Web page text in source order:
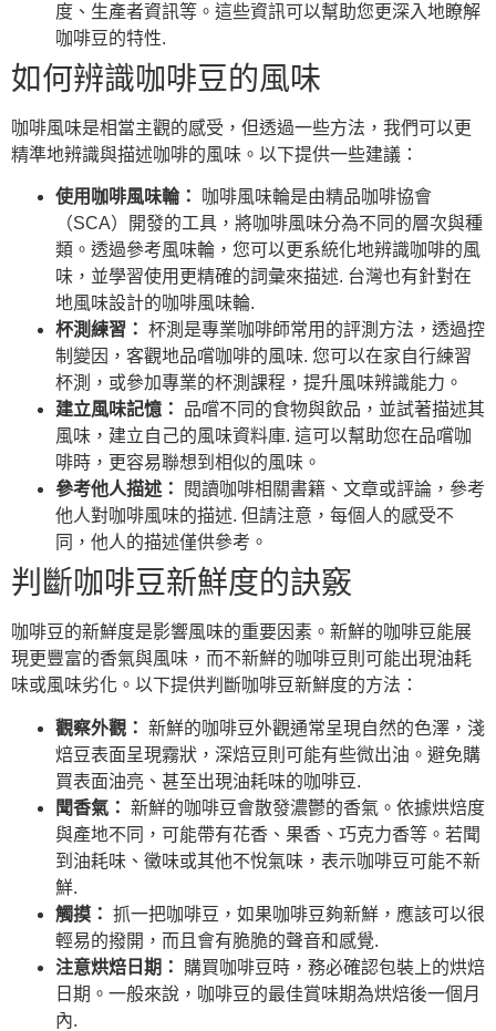
度、生產者資訊等。這些資訊可以幫助您更深入地瞭解
咖啡豆的特性.
如何辨識咖啡豆的風味
咖啡風味是相當主觀的感受，但透過一些方法，我們可以更
精準地辨識與描述咖啡的風味。以下提供一些建議：
使用咖啡風味輪：
咖啡風味輪是由精品咖啡協會
（SCA）開發的工具，將咖啡風味分為不同的層次與種
類。透過參考風味輪，您可以更系統化地辨識咖啡的風
味，並學習使用更精確的詞彙來描述. 台灣也有針對在
地風味設計的咖啡風味輪.
杯測練習： 杯測是專業咖啡師常用的評測方法，透過控
制變因，客觀地品嚐咖啡的風味. 您可以在家自行練習
杯測，或參加專業的杯測課程，提升風味辨識能力。
建立風味記憶：
品嚐不同的食物與飲品，並試著描述其
風味，建立自己的風味資料庫. 這可以幫助您在品嚐咖
啡時，更容易聯想到相似的風味。
參考他人描述：
閱讀咖啡相關書籍、文章或評論，參考
他人對咖啡風味的描述. 但請注意，每個人的感受不
同，他人的描述僅供參考。
判斷咖啡豆新鮮度的訣竅
咖啡豆的新鮮度是影響風味的重要因素。新鮮的咖啡豆能展
現更豐富的香氣與風味，而不新鮮的咖啡豆則可能出現油耗
味或風味劣化。以下提供判斷咖啡豆新鮮度的方法：
觀察外觀： 新鮮的咖啡豆外觀通常呈現自然的色澤，淺
焙豆表面呈現霧狀，深焙豆則可能有些微出油。避免購
買表面油亮、甚至出現油耗味的咖啡豆.
聞香氣： 新鮮的咖啡豆會散發濃鬱的香氣。依據烘焙度
與產地不同，可能帶有花香、果香、巧克力香等。若聞
到油耗味、黴味或其他不悅氣味，表示咖啡豆可能不新
鮮.
觸摸： 抓一把咖啡豆，如果咖啡豆夠新鮮，應該可以很
輕易的撥開，而且會有脆脆的聲音和感覺.
注意烘焙日期：
購買咖啡豆時，務必確認包裝上的烘焙
日期。一般來說，咖啡豆的最佳賞味期為烘焙後一個月
內.